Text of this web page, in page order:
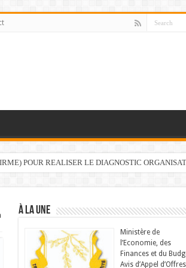
POUR REALISER LE DIAGNOSTIC
À LA UNE
Ministère de
l’Economie, des
Finances et du
Avis d’Appel d’Offres